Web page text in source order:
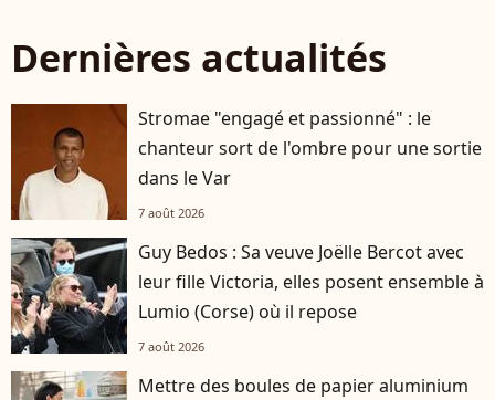
Dernières actualités
Stromae "engagé et passionné" : le
chanteur sort de l'ombre pour une sortie
dans le Var
7 août 2026
Guy Bedos : Sa veuve Joëlle Bercot avec
leur fille Victoria, elles posent ensemble à
Lumio (Corse) où il repose
7 août 2026
Mettre des boules de papier aluminium